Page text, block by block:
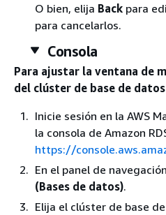
O bien, elija Back para
para cancelarlos.
Consola
Para ajustar la ventana de
del clúster de base de datos
Inicie sesión en la AWS
la consola de Amazon
https://
En el panel de
(Bases de datos).
Elija el clúster de base